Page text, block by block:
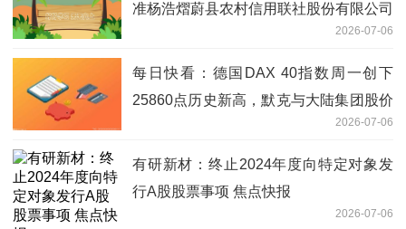
准杨浩熠蔚县农村信用联社股份有限公司
2026-07-06
每日快看：德国DAX 40指数周一创下
25860点历史新高，默克与大陆集团股价
2026-07-06
有研新材：终止2024年度向特定对象发
行A股股票事项 焦点快报
2026-07-06